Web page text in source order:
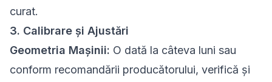
curat.
3. Calibrare și Ajustări
Geometria Mașinii: O dată la câteva luni sau
conform recomandării producătorului, verifică și